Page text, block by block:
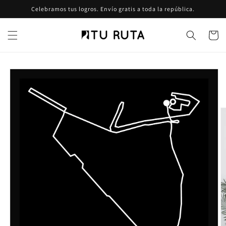
directamente
al contenido
Celebramos tus logros. Envío gratis a toda la república.
Carrito
directamente
información
del producto